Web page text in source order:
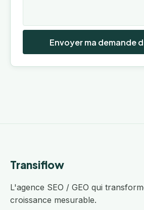
Envoyer ma demande
Transiflow
L'agence SEO / GEO qui
croissance mesurable.